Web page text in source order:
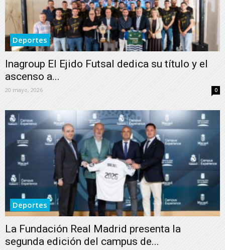
Deportes
Inagroup El Ejido Futsal dedica su título y el
ascenso a...
20 mayo, 2026 0
Deportes
La Fundación Real Madrid presenta la
segunda edición del campus de...